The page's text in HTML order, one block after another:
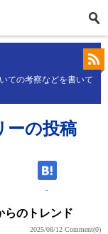
ての考察などを書いて
ーの投稿
-
らのトレンド
2025/08/12 Comment(0)